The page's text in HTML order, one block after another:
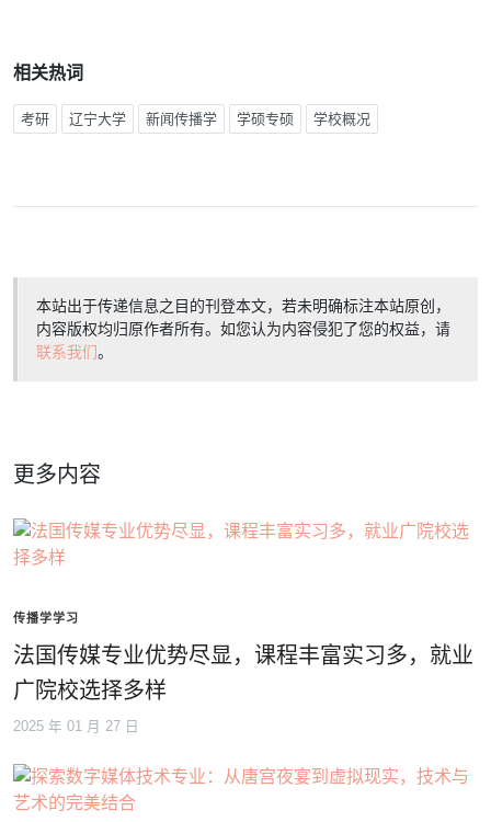
相关热词
考研 辽宁大学 新闻传播学 学硕专硕 学校概况
本站出于传递信息之目的刊登本文，若未明确标注本站原创，
内容版权均归原作者所有。如您认为内容侵犯了您的权益，请
联系我们。
更多内容
传播学学习
法国传媒专业优势尽显，课程丰富实习多，就业
广院校选择多样
2025 年 01 月 27 日